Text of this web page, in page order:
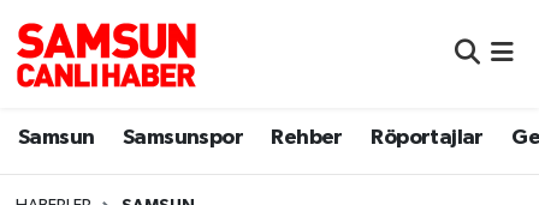
Samsun Samsunspor Rehber Röportajlar
Samsun
Samsun Nöbetçi Eczaneler
Samsun Hava Durumu